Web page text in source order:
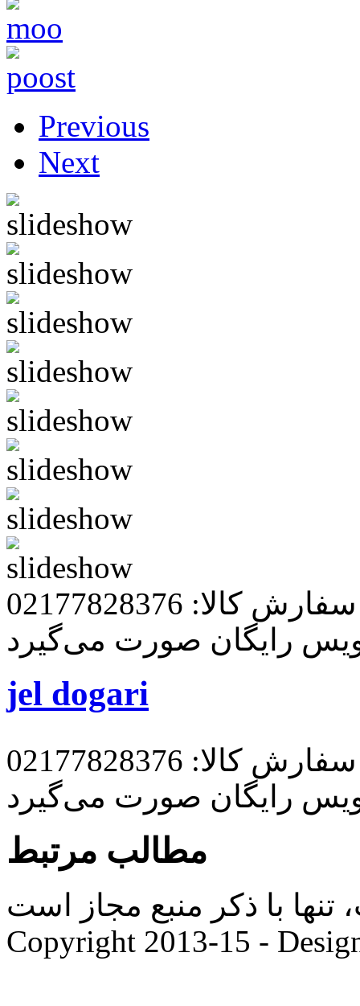
Previous
Next
کالا: 02177828376
رایگان صورت می‌گیرد
jel dogari
کالا: 02177828376
رایگان صورت می‌گیرد
مطالب مرتبط
با ذکر منبع مجاز است. |
Copyright 2013-15 -